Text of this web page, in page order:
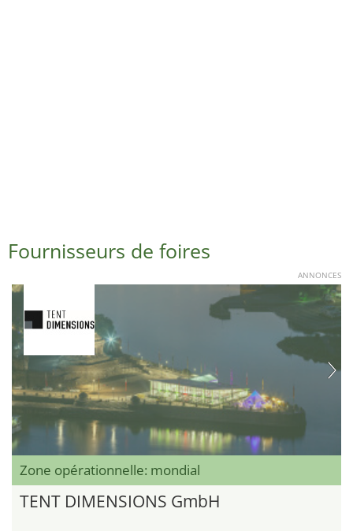
Fournisseurs de foires
ANNONCES
Zone opérationnelle: mondial
TENT DIMENSIONS GmbH